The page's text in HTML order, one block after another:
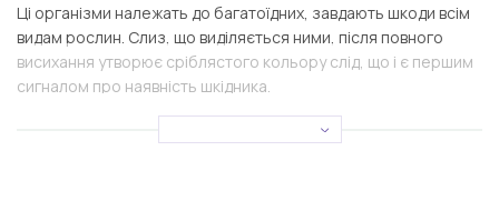
Ці організми належать до багатоїдних, завдають шкоди всім
видам рослин. Слиз, що виділяється ними, після повного
висихання утворює сріблястого кольору слід, що і є першим
сигналом про наявність шкідника.
Відмінність видів молюсків:
- Слизень - належить до ряду черевоногих молюсків.